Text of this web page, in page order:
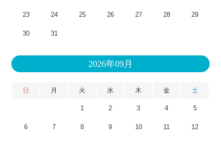
23 24 25 26 27 28 29
30 31
2026年09月
日 月 火 水 木 金 土
1 2 3 4 5
6 7 8 9 10 11 12